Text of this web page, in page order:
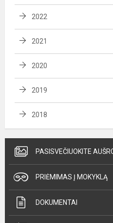
2022
2021
2020
2019
2018
PASISVEČIUOKITE
PRIĖMIMAS Į MOKYKLĄ
DOKUMENTAI